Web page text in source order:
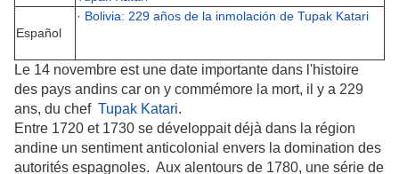
Español
· Bolivia: 229 años de la inmolación de Tupak Katari
Le 14 novembre est une date importante dans l'histoire
des pays andins car on y commémore la mort, il y a 229
ans, du chef Tupak Katari.
Entre 1720 et 1730 se développait déjà dans la région
andine un sentiment anticolonial envers la domination des
autorités espagnoles. Aux alentours de 1780, une série de